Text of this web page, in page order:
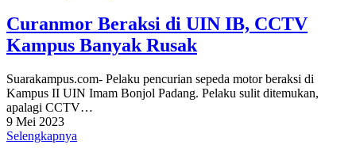
Curanmor Beraksi di UIN IB, CCTV
Kampus Banyak Rusak
Suarakampus.com- Pelaku pencurian sepeda motor beraksi di
Kampus II UIN Imam Bonjol Padang. Pelaku sulit ditemukan,
apalagi CCTV…
9 Mei 2023
Selengkapnya